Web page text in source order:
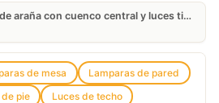
Bloque CAD de araña con cuenco central y luces tipo globo – Descarga Gratis
de mesa
Lamparas de pared
pie
Luces de techo